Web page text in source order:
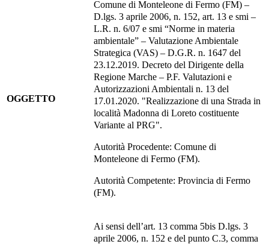
OGGETTO
Comune di Monteleone di Fermo (FM) –
D.lgs. 3 aprile 2006, n. 152, art. 13 e smi –
L.R. n. 6/07 e smi “Norme in materia
ambientale” – Valutazione Ambientale
Strategica (VAS) – D.G.R. n. 1647 del
23.12.2019. Decreto del Dirigente della
Regione Marche – P.F. Valutazioni e
Autorizzazioni Ambientali n. 13 del
17.01.2020. "Realizzazione di una Strada in
località Madonna di Loreto costituente
Variante al PRG".
Autorità Procedente: Comune di
Monteleone di Fermo (FM).
Autorità Competente: Provincia di Fermo
(FM).
Ai sensi dell’art. 13 comma 5bis D.lgs. 3
aprile 2006, n. 152 e del punto C.3, comma